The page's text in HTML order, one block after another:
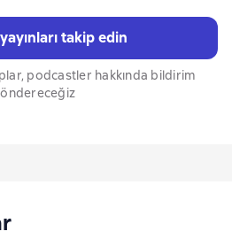
takip edin
podcastler hakkında bildirim